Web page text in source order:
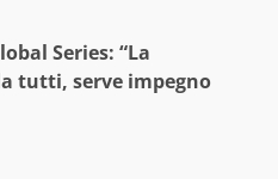
Series: “La
tutti, serve impegno